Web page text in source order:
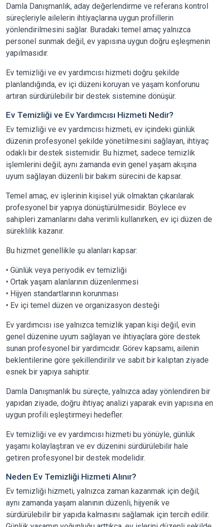
Damla Danışmanlık, aday değerlendirme ve referans kontrol
süreçleriyle ailelerin ihtiyaçlarına uygun profillerin
yönlendirilmesini sağlar. Buradaki temel amaç yalnızca
personel sunmak değil, ev yapısına uygun doğru eşleşmenin
yapılmasıdır.
Ev temizliği ve ev yardımcısı hizmeti doğru şekilde
planlandığında, ev içi düzeni koruyan ve yaşam konforunu
artıran sürdürülebilir bir destek sistemine dönüşür.
Ev Temizliği ve Ev Yardımcısı Hizmeti Nedir?
Ev temizliği ve ev yardımcısı hizmeti, ev içindeki günlük
düzenin profesyonel şekilde yönetilmesini sağlayan, ihtiyaç
odaklı bir destek sistemidir. Bu hizmet, sadece temizlik
işlemlerini değil; aynı zamanda evin genel yaşam akışına
uyum sağlayan düzenli bir bakım sürecini de kapsar.
Temel amaç, ev işlerinin kişisel yük olmaktan çıkarılarak
profesyonel bir yapıya dönüştürülmesidir. Böylece ev
sahipleri zamanlarını daha verimli kullanırken, ev içi düzen de
süreklilik kazanır.
Bu hizmet genellikle şu alanları kapsar:
• Günlük veya periyodik ev temizliği
• Ortak yaşam alanlarının düzenlenmesi
• Hijyen standartlarının korunması
• Ev içi temel düzen ve organizasyon desteği
Ev yardımcısı ise yalnızca temizlik yapan kişi değil, evin
genel düzenine uyum sağlayan ve ihtiyaçlara göre destek
sunan profesyonel bir yardımcıdır. Görev kapsamı, ailenin
beklentilerine göre şekillendirilir ve sabit bir kalıptan ziyade
esnek bir yapıya sahiptir.
Damla Danışmanlık bu süreçte, yalnızca aday yönlendiren bir
yapıdan ziyade, doğru ihtiyaç analizi yaparak evin yapısına en
uygun profili eşleştirmeyi hedefler.
Ev temizliği ve ev yardımcısı hizmeti bu yönüyle, günlük
yaşamı kolaylaştıran ve ev düzenini sürdürülebilir hale
getiren profesyonel bir destek modelidir.
Neden Ev Temizliği Hizmeti Alınır?
Ev temizliği hizmeti, yalnızca zaman kazanmak için değil;
aynı zamanda yaşam alanının düzenli, hijyenik ve
sürdürülebilir bir yapıda kalmasını sağlamak için tercih edilir.